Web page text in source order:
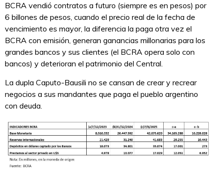
BCRA vendió contratos a futuro (siempre es en pesos) por
6 billones de pesos, cuando el precio real de la fecha de
vencimiento es mayor, la diferencia la paga otra vez el
BCRA con emisión, generan ganancias millonarias para los
grandes bancos y sus clientes (el BCRA opera solo con
bancos) y deterioran el patrimonio del Central.
La dupla Caputo-Bausili no se cansan de crear y recrear
negocios a sus mandantes que paga el pueblo argentino
con deuda.